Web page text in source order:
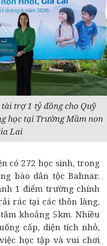
trợ 1 tỷ đồng cho Quỹ
học tại Trường Mầm non
Lai
có 272 học sinh, trong
bào dân tộc Bahnar.
1 điểm trường chính
rác tại các thôn làng,
khoảng 5km. Nhiều
cấp, diện tích nhỏ,
học tập và vui chơi